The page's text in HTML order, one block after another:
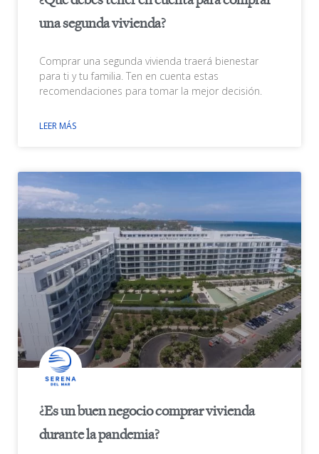
una segunda vivienda?
Comprar una segunda vivienda traerá bienestar
para ti y tu familia. Ten en cuenta estas
recomendaciones para tomar la mejor decisión.
LEER MÁS
¿Es un buen negocio comprar vivienda
durante la pandemia?